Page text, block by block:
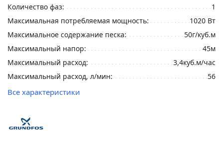
Количество фаз:
1
Максимальная потребляемая мощность:
1020 Вт
Максимальное содержание песка:
50г/куб.м
Максимальный напор:
45м
Максимальный расход:
3,4куб.м/час
Максимальный расход, л/мин:
56
Все характеристики